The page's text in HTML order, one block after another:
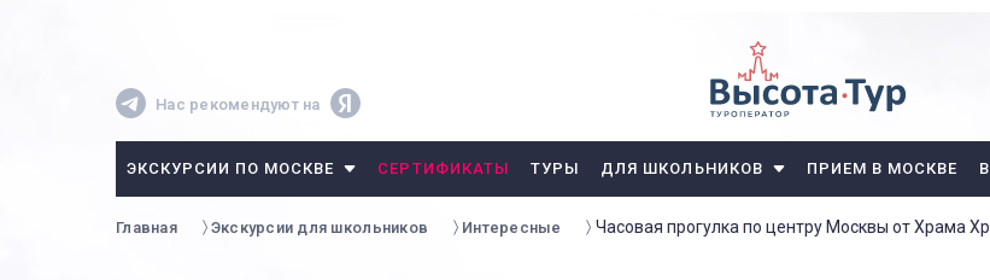
Нас рекомендуют на
ЭКСКУРСИИ ПО МОСКВЕ СЕРТИФИКАТЫ ТУРЫ ДЛЯ ШКОЛЬНИКОВ ПРИЕМ В МОСКВЕ
Главная Экскурсии для школьников Интересные Часовая прогулка по центру Москвы от Храма